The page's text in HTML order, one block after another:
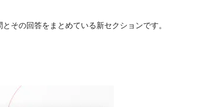
その回答をまとめている新セクションです。